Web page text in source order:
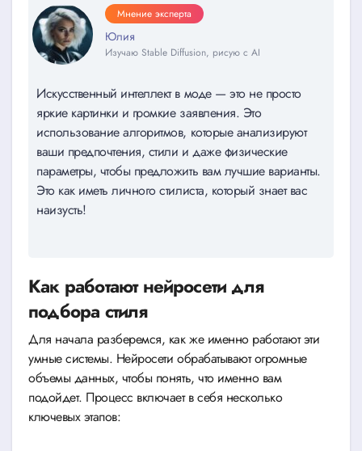
Мнение эксперта
Юлия
Изучаю Stable Diffusion, рисую с AI
Искусственный интеллект в моде — это не просто
яркие картинки и громкие заявления. Это
использование алгоритмов, которые анализируют
ваши предпочтения, стили и даже физические
параметры, чтобы предложить вам лучшие варианты.
Это как иметь личного стилиста, который знает вас
наизусть!
Как работают нейросети для
подбора стиля
Для начала разберемся, как же именно работают эти
умные системы. Нейросети обрабатывают огромные
объемы данных, чтобы понять, что именно вам
подойдет. Процесс включает в себя несколько
ключевых этапов: